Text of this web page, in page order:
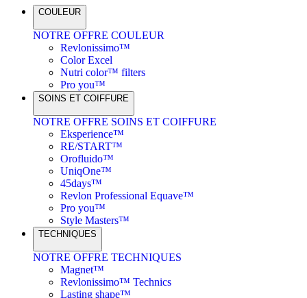
COULEUR
NOTRE OFFRE COULEUR
Revlonissimo™
Color Excel
Nutri color™ filters
Pro you™
SOINS ET COIFFURE
NOTRE OFFRE SOINS ET COIFFURE
Eksperience™
RE/START™
Orofluido™
UniqOne™
45days™
Revlon Professional Equave™
Pro you™
Style Masters™
TECHNIQUES
NOTRE OFFRE TECHNIQUES
Magnet™
Revlonissimo™ Technics
Lasting shape™